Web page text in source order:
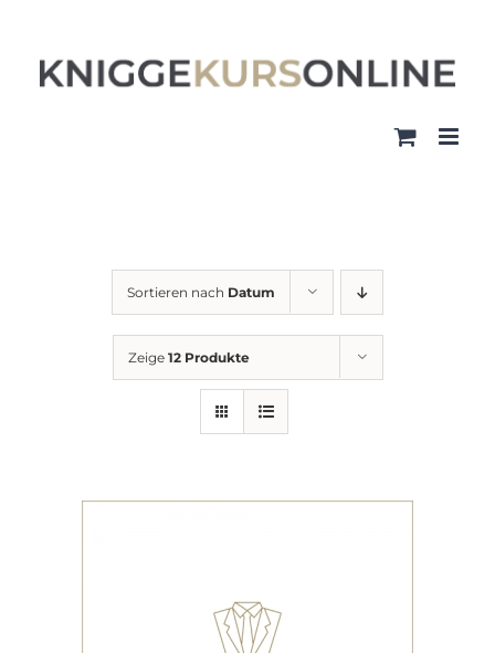
springen
Sortieren nach Datum
Zeige 12 Produkte